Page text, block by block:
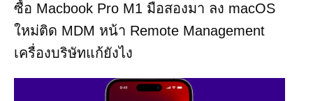
ซื้อ Macbook Pro M1 มือสองมา ลง macOS
ใหม่ติด MDM หน้า Remote Management
เครื่องบริษัทแก้ยังไง